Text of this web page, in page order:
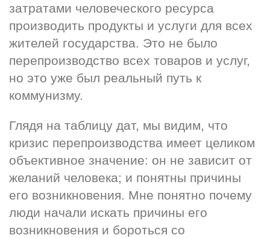
затратами человеческого ресурса
производить продукты и услуги для всех
жителей государства. Это не было
перепроизводство всех товаров и услуг,
но это уже был реальный путь к
коммунизму.
Глядя на таблицу дат, мы видим, что
кризис перепроизводства имеет целиком
объективное значение: он не зависит от
желаний человека; и понятны причины
его возникновения. Мне понятно почему
люди начали искать причины его
возникновения и бороться со